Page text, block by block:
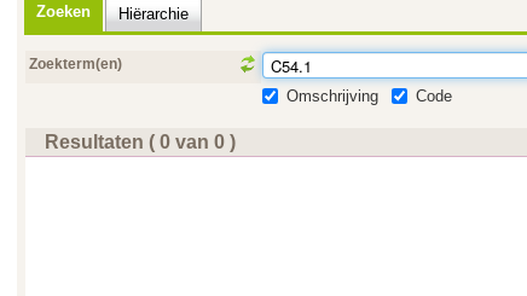
Zoeken Hiërarchie
Zoekterm(en)
Omschrijving
Code
Resultaten ( 0 van 0 )